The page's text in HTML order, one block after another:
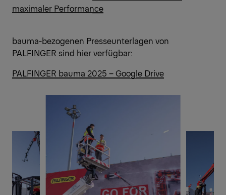
maximaler Performance
bauma-bezogenen Presseunterlagen von
PALFINGER sind hier verfügbar:
PALFINGER bauma 2025 – Google Drive